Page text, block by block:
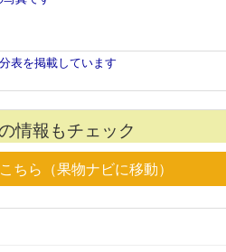
表を掲載しています
情報もチェック
ちら（果物ナビに移動）